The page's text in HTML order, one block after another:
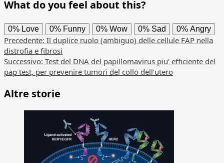
What do you feel about this?
0% Love 0% Funny 0% Wow 0% Sad 0% Angry
Navigazione
articolo
Precedente: Il duplice ruolo (ambiguo) delle cellule FAP nella
distrofia e fibrosi
Successivo: Test del DNA del papillomavirus piu’ efficiente del
pap test, per prevenire tumori del collo dell’utero
Altre storie